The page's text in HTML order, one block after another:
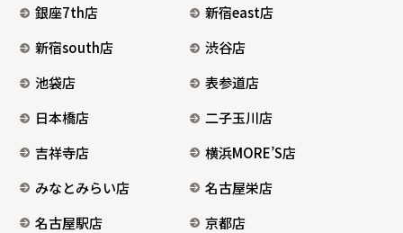
銀座7th店
新宿east店
新宿south店
渋谷店
池袋店
表参道店
日本橋店
二子玉川店
吉祥寺店
横浜MORE’S店
みなとみらい店
名古屋栄店
名古屋駅店
京都店